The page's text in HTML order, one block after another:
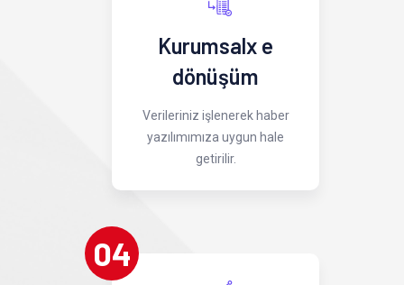
Kurumsalx e
dönüşüm
Verileriniz işlenerek haber
yazılımımıza uygun hale
getirilir.
04